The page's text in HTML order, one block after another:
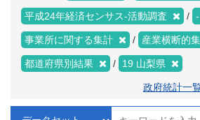
平成24年経済センサス‐活動調査 -
事業所に関する集計 産業横断的
都道府県別結果 19 山梨県
政府統計一